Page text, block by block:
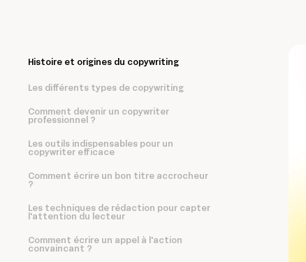
Histoire et origines du copywriting
Les différents types de copywriting
Comment devenir un copywriter
professionnel ?
Les outils indispensables pour un
copywriter efficace
Comment écrire un bon titre accrocheur
?
Les techniques de rédaction pour capter
l'attention du lecteur
Comment écrire un appel à l'action
convaincant ?